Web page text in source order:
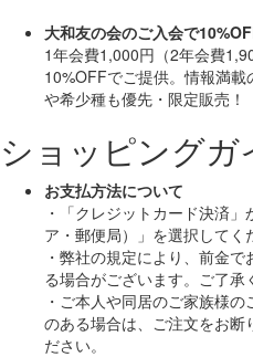
大和友の会のご入会で
1年会費1,000円（2年会費
10%OFFでご提供。情報満
や希少種も優先・限定販売！
ショッピングガ
お支払方法について
・「クレジットカード決済
ア・郵便局）」を選択してく
・弊社の規定により、前金
る場合がございます。ご了承
・ご本人や同居のご家族様
のある場合は、ご注文をお断
ださい。